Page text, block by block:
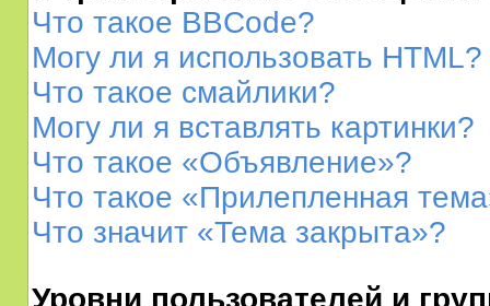
Что такое BBCode?
Могу ли я использовать HTML?
Что такое смайлики?
Могу ли я вставлять картинки?
Что такое «Объявление»?
Что такое «Прилепленная
Что значит «Тема закрыта»?
Уровни пользователей и